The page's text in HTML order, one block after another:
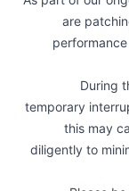
are
During
temporary
this may
diligently to